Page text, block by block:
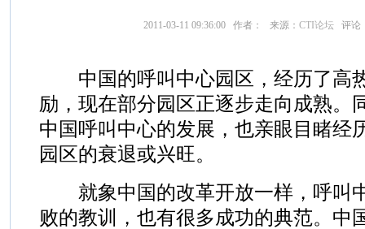
2011-03-11 09:36:00 作者： 来源： CTI论坛 评论
中国的呼叫中心园区，经历了高
励，现在部分园区正逐步走向成熟。
中国呼叫中心的发展，也亲眼目睹经
园区的衰退或兴旺。
就象中国的改革开放一样，呼叫
败的教训，也有很多成功的典范。中